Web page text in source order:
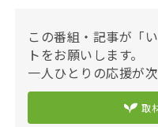
この番組・記事が「
トをお願いします。
一人ひとりの応援が
取